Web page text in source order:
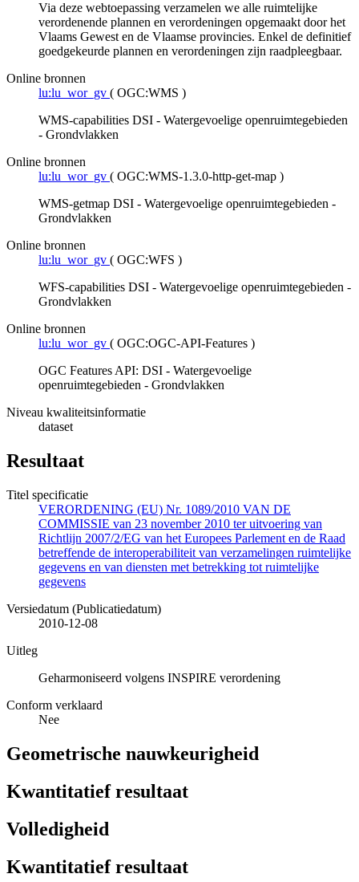
Via deze webtoepassing verzamelen we alle ruimtelijke
verordenende plannen en verordeningen opgemaakt door het
Vlaams Gewest en de Vlaamse provincies. Enkel de definitief
goedgekeurde plannen en verordeningen zijn raadpleegbaar.
Online bronnen
lu:lu_wor_gv ( OGC:WMS )
WMS-capabilities DSI - Watergevoelige openruimtegebieden
- Grondvlakken
Online bronnen
lu:lu_wor_gv ( OGC:WMS-1.3.0-http-get-map )
WMS-getmap DSI - Watergevoelige openruimtegebieden -
Grondvlakken
Online bronnen
lu:lu_wor_gv ( OGC:WFS )
WFS-capabilities DSI - Watergevoelige openruimtegebieden -
Grondvlakken
Online bronnen
lu:lu_wor_gv ( OGC:OGC-API-Features )
OGC Features API: DSI - Watergevoelige
openruimtegebieden - Grondvlakken
Niveau kwaliteitsinformatie
dataset
Resultaat
Titel specificatie
VERORDENING (EU) Nr. 1089/2010 VAN DE
COMMISSIE van 23 november 2010 ter uitvoering van
Richtlijn 2007/2/EG van het Europees Parlement en de Raad
betreffende de interoperabiliteit van verzamelingen ruimtelijke
gegevens en van diensten met betrekking tot ruimtelijke
gegevens
Versiedatum (Publicatiedatum)
2010-12-08
Uitleg
Geharmoniseerd volgens INSPIRE verordening
Conform verklaard
Nee
Geometrische nauwkeurigheid
Kwantitatief resultaat
Volledigheid
Kwantitatief resultaat